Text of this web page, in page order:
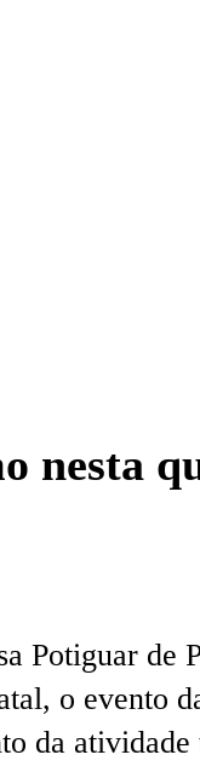
nesta
Potiguar de
o evento
da